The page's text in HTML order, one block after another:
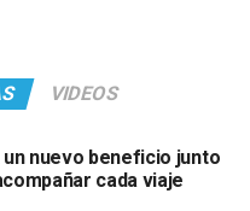
VIDEOS
nuevo beneficio junto
cada viaje